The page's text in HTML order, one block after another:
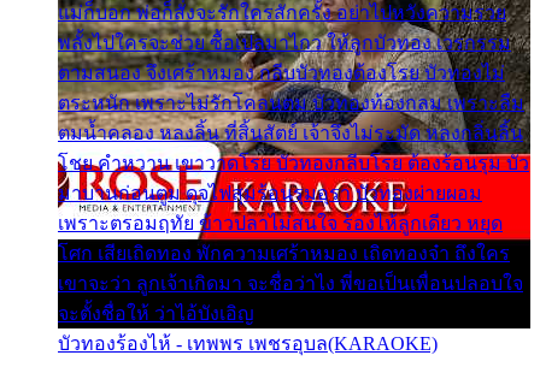
แม่ก็บอก พ่อก็สั่งจะรักใครสักครั้ง อย่าไปหวังความรวย
พลั้งไปใครจะช่วย ซื้อเปลมาไกว ให้ลูกบัวทอง เวรกรรม
ตามสนอง จึงเศร้าหมอง กลีบบัวทองต้องโรย บัวทองไม่
ตระหนัก เพราะไม่รักโคลนตม บัวทองท้องกลม เพราะลืม
ตมน้ำคลอง หลงลิ้น ที่สิ้นสัตย์ เจ้าจึงไม่ระมัด หลงกลิ่นลิ้น
โชย คำหวาน เขาวาดโรย บัวทองกลีบโรย ต้องร้อนรุม บัว
มาบานก่อนตูม ดุจไฟสุมร้อนรุมอุรา บัวทองผ่ายผอม
เพราะตรอมฤทัย ข้าวปลาไม่สนใจ ร้องไห้ลูกเดียว หยุด
โศก เสียเถิดทอง พักความเศร้าหมอง เถิดทองจ๋า ถึงใคร
เขาจะว่า ลูกเจ้าเกิดมา จะชื่อว่าไง พี่ขอเป็นเพื่อนปลอบใจ
จะตั้งชื่อให้ ว่าไอ้บังเอิญ
บัวทองร้องไห้ - เทพพร เพชรอุบล(KARAOKE)